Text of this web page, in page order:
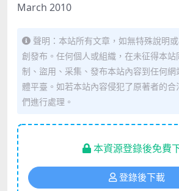
March 2010
聲明：本站所有文章，如無特殊說明
創發布。任何個人或組織，在未征得本站
制、盜用、采集、發布本站內容到任何網
體平臺。如若本站內容侵犯了原著者的
們進行處理。
本資源登錄後免費
登錄後下載